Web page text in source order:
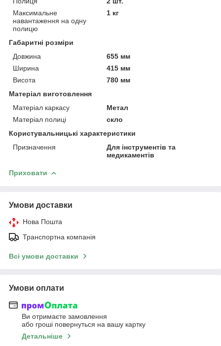
Максимальне
навантаження на одну
полицю
1 кг
Габаритні розміри
Довжина
655 мм
Ширина
415 мм
Висота
780 мм
Матеріал виготовлення
Матеріал каркасу
Метал
Матеріал полиці
скло
Користувальницькі характеристики
Призначення
Для інструментів та
медикаментів
Приховати
Умови доставки
Нова Пошта
Транспортна компанія
Всі умови доставки
Умови оплати
Ви отримаєте замовлення
або гроші повернуться на вашу картку
Детальніше